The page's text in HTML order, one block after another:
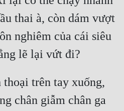
thai à, còn dám vượt
nghiêm của cái siêu
trên tay xuống,
chân giẫm chân ga